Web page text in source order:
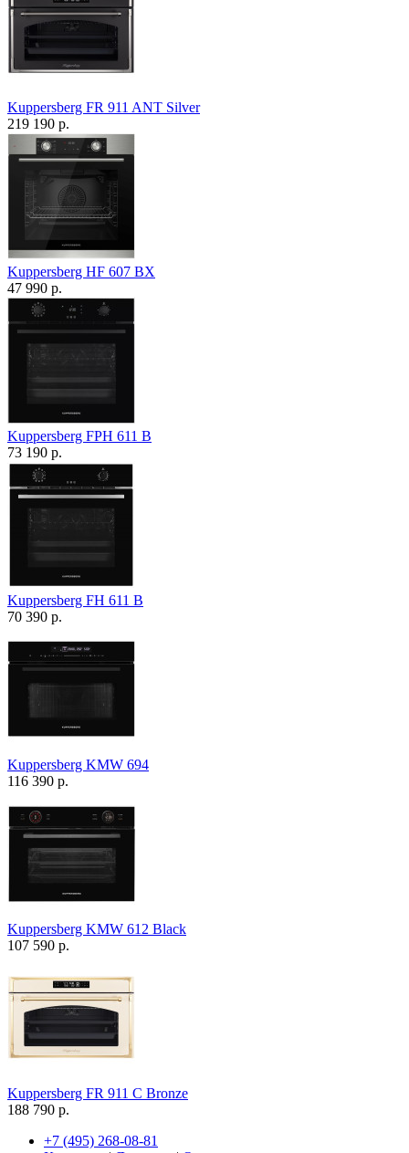
Kuppersberg FR 911 ANT Silver
219 190 р.
Kuppersberg HF 607 BX
47 990 р.
Kuppersberg FPH 611 B
73 190 р.
Kuppersberg FH 611 B
70 390 р.
Kuppersberg KMW 694
116 390 р.
Kuppersberg KMW 612 Black
107 590 р.
Kuppersberg FR 911 С Bronze
188 790 р.
+7 (495) 268-08-81